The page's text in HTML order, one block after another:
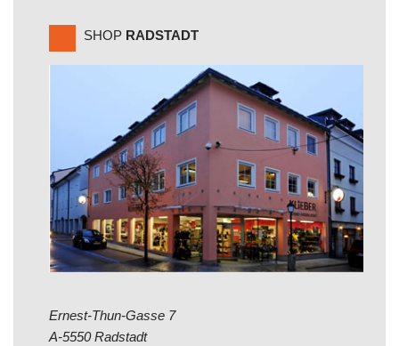
SHOP RADSTADT
Ernest-Thun-Gasse 7
A-5550 Radstadt